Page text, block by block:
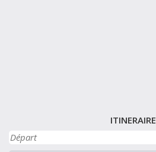
ITINERAIRE